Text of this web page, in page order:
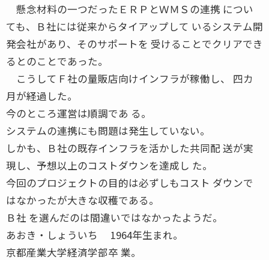
懸念材料の一つだったＥＲＰとＷＭＳの連携 につい
ても、Ｂ社には従来からタイアップして いるシステム開
発会社があり、そのサポートを 受けることでクリアでき
るとのことであった。
こうしてＦ社の量販店向けインフラが稼働し、 四カ
月が経過した。
今のところ運営は順調であ る。
システムの連携にも問題は発生していない。
しかも、Ｂ社の既存インフラを活かした共同配 送が実
現し、予想以上のコストダウンを達成し た。
今回のプロジェクトの目的は必ずしもコスト ダウンで
はなかったが大きな収穫である。
Ｂ社 を選んだのは間違いではなかったようだ。
あおき・しょういち 1964年生まれ。
京都産業大学経済学部卒 業。